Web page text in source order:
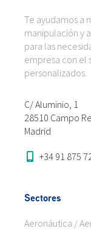
Te ayudamos a
manipulación y
para las
empresa con el
personalizados.
C/ Aluminio, 1
28510 Campo
Madrid
+34 91 875
Sectores
Aeronáutica /